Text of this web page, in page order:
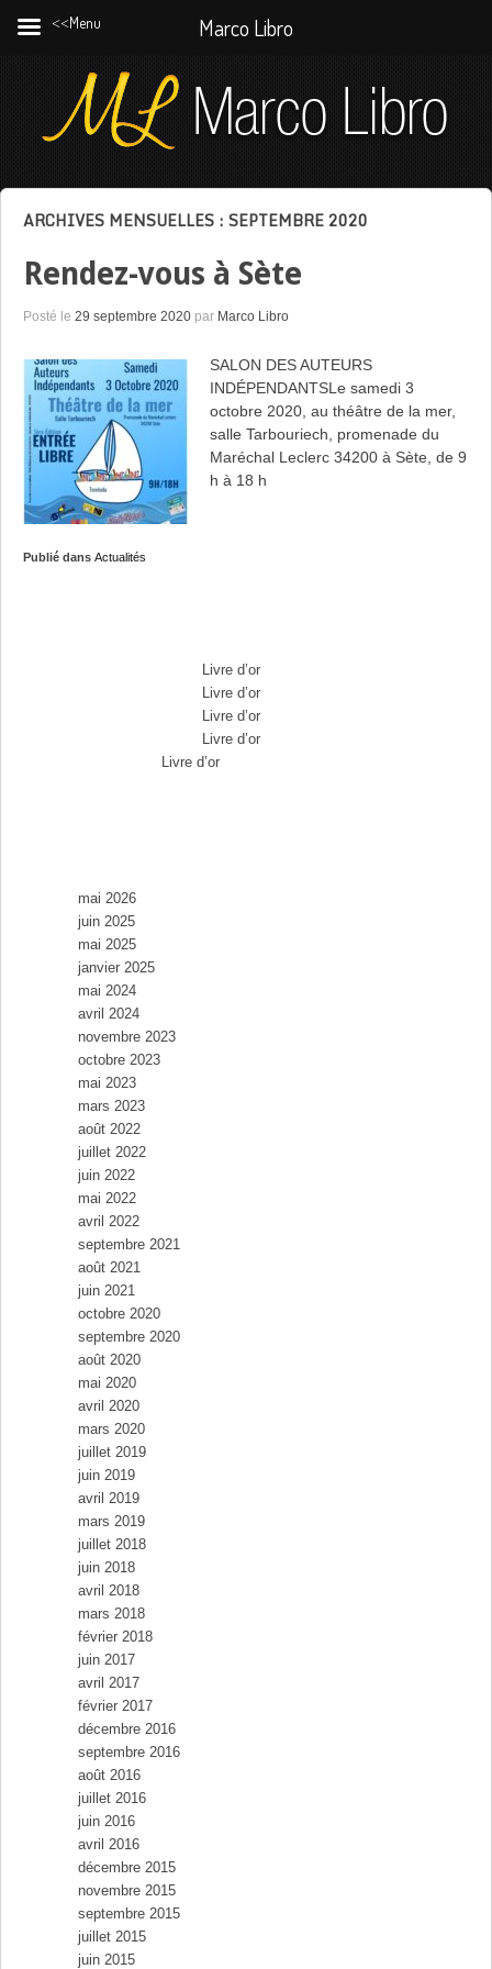
ARCHIVES MENSUELLES : SEPTEMBRE 2020
Rendez-vous à Sète
Posté le 29 septembre 2020 par Marco Libro
SALON DES AUTEURS
INDÉPENDANTSLe samedi 3
octobre 2020, au théâtre de la mer,
salle Tarbouriech, promenade du
Maréchal Leclerc 34200 à Sète, de 9
h à 18 h
Publié dans Actualités
Livre d’or
Livre d’or
Livre d’or
Livre d’or
Livre d’or
mai 2026
juin 2025
mai 2025
janvier 2025
mai 2024
avril 2024
novembre 2023
octobre 2023
mai 2023
mars 2023
août 2022
juillet 2022
juin 2022
mai 2022
avril 2022
septembre 2021
août 2021
juin 2021
octobre 2020
septembre 2020
août 2020
mai 2020
avril 2020
mars 2020
juillet 2019
juin 2019
avril 2019
mars 2019
juillet 2018
juin 2018
avril 2018
mars 2018
février 2018
juin 2017
avril 2017
février 2017
décembre 2016
septembre 2016
août 2016
juillet 2016
juin 2016
avril 2016
décembre 2015
novembre 2015
septembre 2015
juillet 2015
juin 2015
˂˂Menu Marco Libro